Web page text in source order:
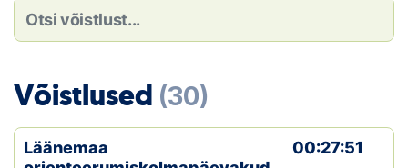
Noored
Kontakt
EOL
Võistlused (30)
Läänemaa
00:27:51